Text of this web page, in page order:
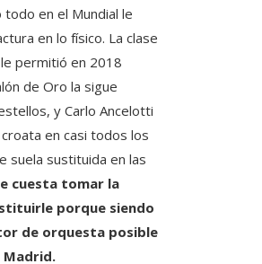
en el Mundial le
en lo físico. La clase
permitió en 2018
de Oro la sigue
y Carlo Ancelotti
en casi todos los
suela sustituida en las
cuesta tomar la
porque siendo
de orquesta posible
Madrid.